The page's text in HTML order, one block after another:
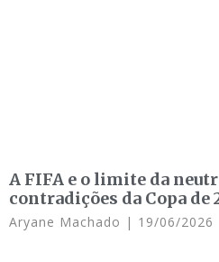
A FIFA e o limite da
contradições da Copa de
Aryane Machado 19/06/2026